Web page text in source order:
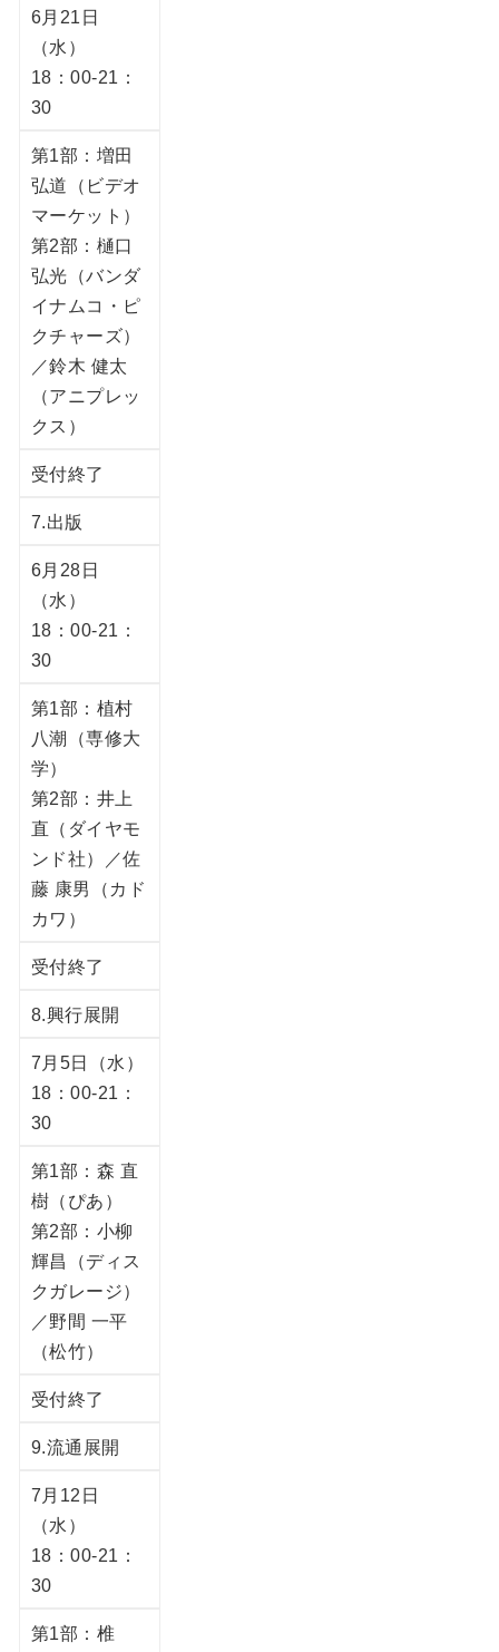
6月21日
（水）
18：00-21：
30
第1部：増田
弘道（ビデオ
マーケット）
第2部：樋口
弘光（バンダ
イナムコ・ピ
クチャーズ）
／鈴木 健太
（アニプレッ
クス）
受付終了
7.出版
6月28日
（水）
18：00-21：
30
第1部：植村
八潮（専修大
学）
第2部：井上
直（ダイヤモ
ンド社）／佐
藤 康男（カド
カワ）
受付終了
8.興行展開
7月5日（水）
18：00-21：
30
第1部：森 直
樹（ぴあ）
第2部：小柳
輝昌（ディス
クガレージ）
／野間 一平
（松竹）
受付終了
9.流通展開
7月12日
（水）
18：00-21：
30
第1部：椎